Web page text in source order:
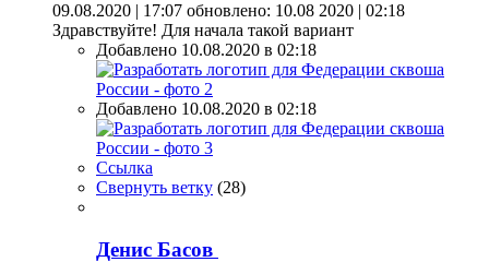
09.08.2020 | 17:07 обновлено: 10.08 2020 | 02:18
Здравствуйте! Для начала такой вариант
Добавлено 10.08.2020 в 02:18
Добавлено 10.08.2020 в 02:18
Ссылка
Свернуть ветку (28)
Денис Басов